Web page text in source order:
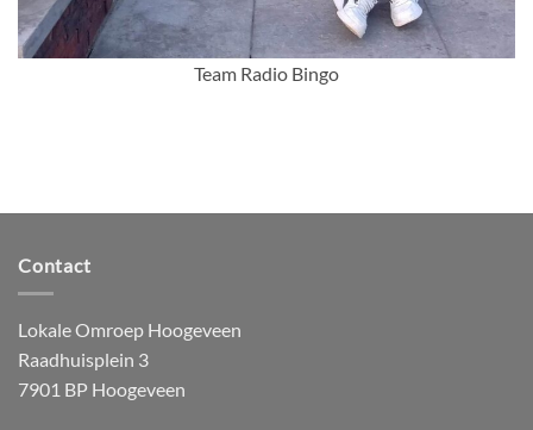
Team Radio Bingo
Contact
Lokale Omroep Hoogeveen
Raadhuisplein 3
7901 BP Hoogeveen